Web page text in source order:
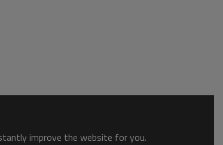
improve the website for you.